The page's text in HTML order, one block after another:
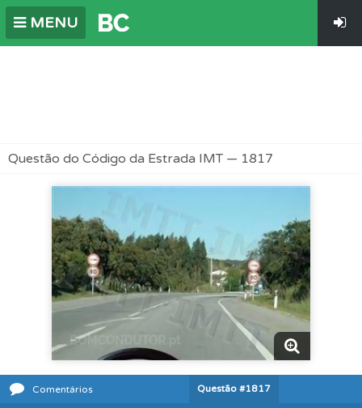
MENU
Questão do Código da Estrada IMT — 1817
Comentários Questão #1817